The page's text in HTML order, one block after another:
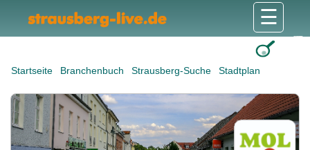
Startseite Branchenbuch Strausberg-Suche Stadtplan
☰